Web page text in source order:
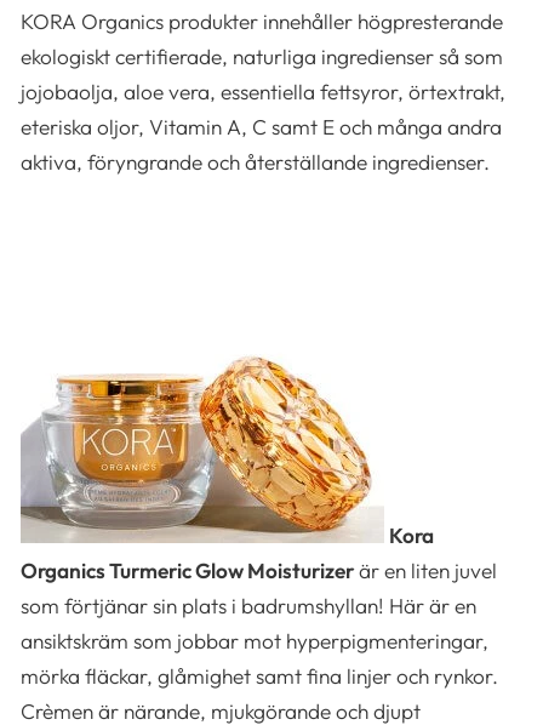
KORA Organics produkter innehåller högpresterande
ekologiskt certifierade, naturliga ingredienser så som
jojobaolja, aloe vera, essentiella fettsyror, örtextrakt,
eteriska oljor, Vitamin A, C samt E och många andra
aktiva, föryngrande och återställande ingredienser.
Kora
Organics Turmeric Glow Moisturizerär en liten juvel
som förtjänar sin plats i badrumshyllan! Här är en
ansiktskräm som jobbar mot hyperpigmenteringar,
mörka fläckar, glåmighet samt fina linjer och rynkor.
Crèmen är närande, mjukgörande och djupt